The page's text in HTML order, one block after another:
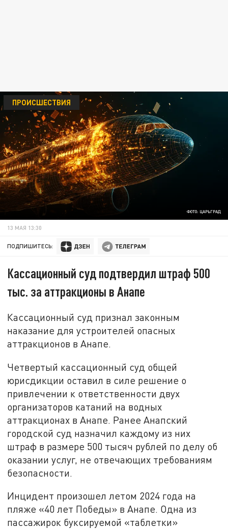
ФОТО: ЦАРЬГРАД
ПРОИСШЕСТВИЯ
13 МАЯ 13:30
ПОДПИШИТЕСЬ:
Кассационный суд подтвердил штраф 500
тыс. за аттракционы в Анапе
Кассационный суд признал законным
наказание для устроителей опасных
аттракционов в Анапе.
Четвертый кассационный суд общей
юрисдикции оставил в силе решение о
привлечении к ответственности двух
организаторов катаний на водных
аттракционах в Анапе. Ранее Анапский
городской суд назначил каждому из них
штраф в размере 500 тысяч рублей по делу об
оказании услуг, не отвечающих требованиям
безопасности.
Инцидент произошел летом 2024 года на
пляже «40 лет Победы» в Анапе. Одна из
пассажирок буксируемой «таблетки»